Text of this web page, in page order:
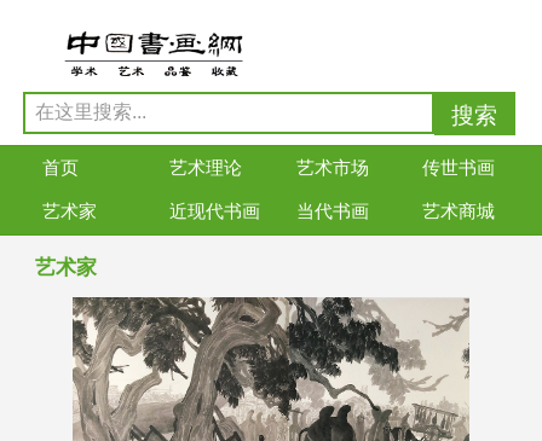
首页 艺术理论 艺术市场 传世书画
艺术家 近现代书画 当代书画 艺术商城
艺术家